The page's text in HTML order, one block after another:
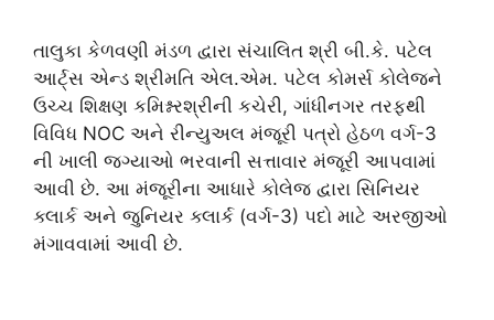
તાલુકા કેળવણી મંડળ દ્વારા સંચાલિત શ્રી બી.કે. પટેલ
આર્ટ્સ એન્ડ શ્રીમતિ એલ.એમ. પટેલ કોમર્સ કોલેજને
ઉચ્ચ શિક્ષણ કમિશ્નરશ્રીની કચેરી, ગાંધીનગર તરફથી
વિવિધ NOC અને રીન્યુઅલ મંજૂરી પત્રો હેઠળ વર્ગ-3
ની ખાલી જગ્યાઓ ભરવાની સત્તાવાર મંજૂરી આપવામાં
આવી છે. આ મંજૂરીના આધારે કોલેજ દ્વારા સિનિયર
ક્લાર્ક અને જુનિયર ક્લાર્ક (વર્ગ-3) પદો માટે અરજીઓ
મંગાવવામાં આવી છે.